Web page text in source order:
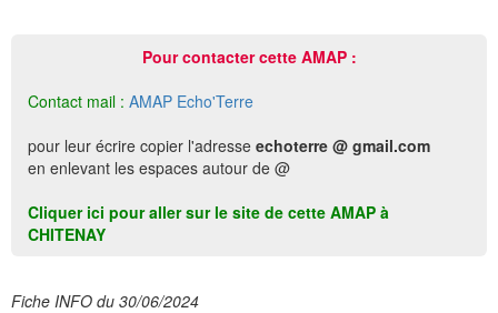
Pour contacter cette AMAP :
Contact mail : AMAP Echo'Terre
pour leur écrire copier l'adresse echoterre @ gmail.com
en enlevant les espaces autour de @
Cliquer ici pour aller sur le site de cette AMAP à
CHITENAY
Fiche INFO du 30/06/2024